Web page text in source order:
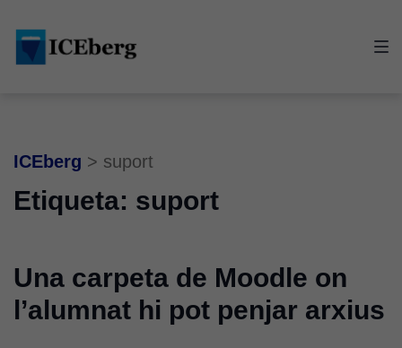
main
content
footer
ICEberg > suport
Etiqueta: suport
Una carpeta de Moodle on
l’alumnat hi pot penjar arxius